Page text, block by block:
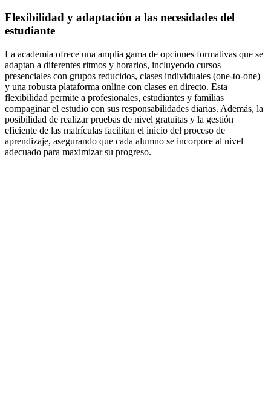
Flexibilidad y adaptación a las necesidades del
estudiante
La academia ofrece una amplia gama de opciones formativas que se
adaptan a diferentes ritmos y horarios, incluyendo cursos
presenciales con grupos reducidos, clases individuales (one-to-one)
y una robusta plataforma online con clases en directo. Esta
flexibilidad permite a profesionales, estudiantes y familias
compaginar el estudio con sus responsabilidades diarias. Además, la
posibilidad de realizar pruebas de nivel gratuitas y la gestión
eficiente de las matrículas facilitan el inicio del proceso de
aprendizaje, asegurando que cada alumno se incorpore al nivel
adecuado para maximizar su progreso.